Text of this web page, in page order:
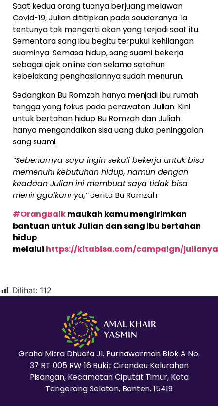
Saat kedua orang tuanya berjuang melawan
Covid-19, Julian dititipkan pada saudaranya. Ia
tentunya tak mengerti akan yang terjadi saat itu.
Sementara sang ibu begitu terpukul kehilangan
suaminya. Semasa hidup, sang suami bekerja
sebagai ojek online dan selama setahun
kebelakang penghasilannya sudah menurun.
Sedangkan Bu Romzah hanya menjadi ibu rumah
tangga yang fokus pada perawatan Julian. Kini
untuk bertahan hidup Bu Romzah dan Juliah
hanya mengandalkan sisa uang duka peninggalan
sang suami.
“Sebenarnya saya ingin sekali bekerja untuk bisa
memenuhi kebutuhan hidup, namun dengan
keadaan Julian ini membuat saya tidak bisa
meninggalkannya,”cerita Bu Romzah.
#OrangBaikmaukah kamu mengirimkan
bantuan untuk Julian dan sang ibu bertahan
hidup
melalui https://kitabisa.com/campaign/
Dilihat: 112
Graha Mitra Dhuafa Jl. Purnawarman Blok A No.
37 RT 005 RW 16 Bukit Cirendeu Kelurahan
Pisangan, Kecamatan Ciputat Timur, Kota
Tangerang Selatan, Banten. 15419